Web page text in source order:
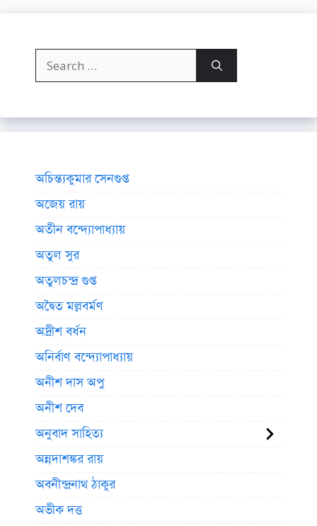
Search
for:
অচিন্ত্যকুমার সেনগুপ্ত
অজেয় রায়
অতীন বন্দ্যোপাধ্যায়
অতুল সুর
অতুলচন্দ্র গুপ্ত
অদ্বৈত মল্লবর্মণ
অদ্রীশ বর্ধন
অনির্বাণ বন্দ্যোপাধ্যায়
অনীশ দাস অপু
অনীশ দেব
অনুবাদ সাহিত্য
অন্নদাশঙ্কর রায়
অবনীন্দ্রনাথ ঠাকুর
অভীক দত্ত